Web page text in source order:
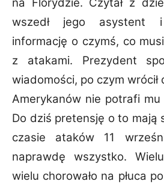
wszedł jego asystent
informację o czymś, co
z atakami. Prezydent
wiadomości, po czym wrócił
Amerykanów nie potrafi
Do dziś pretensję o to mają
czasie ataków 11
naprawdę wszystko.
wielu chorowało na płuca